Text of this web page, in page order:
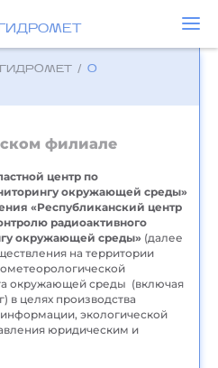
/ О
филиале
центр по
окружающей среды»
«Республиканский центр
радиоактивного
окружающей среды» (далее
на территории
окружающей среды (включая
в целях производства
экологической
юридическим и